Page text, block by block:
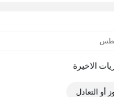
أو التعادل